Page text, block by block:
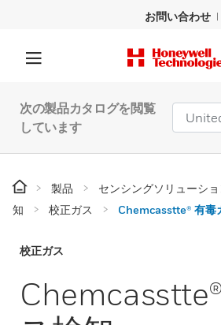
お問い合わせ
次の製品カタログを閲覧
しています
製品 センシングソリューショ
知
校正ガス Chemcasstte® 有毒
校正ガス